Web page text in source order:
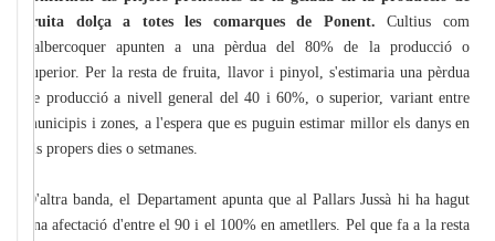
fruita dolça a totes les comarques de Ponent. Cultius com
l'albercoquer apunten a una pèrdua del 80% de la producció o
superior. Per la resta de fruita, llavor i pinyol, s'estimaria una pèrdua
de producció a nivell general del 40 i 60%, o superior, variant entre
municipis i zones, a l'espera que es puguin estimar millor els danys en
els propers dies o setmanes.
D'altra banda, el Departament apunta que al Pallars Jussà hi ha hagut
una afectació d'entre el 90 i el 100% en ametllers. Pel que fa a la resta